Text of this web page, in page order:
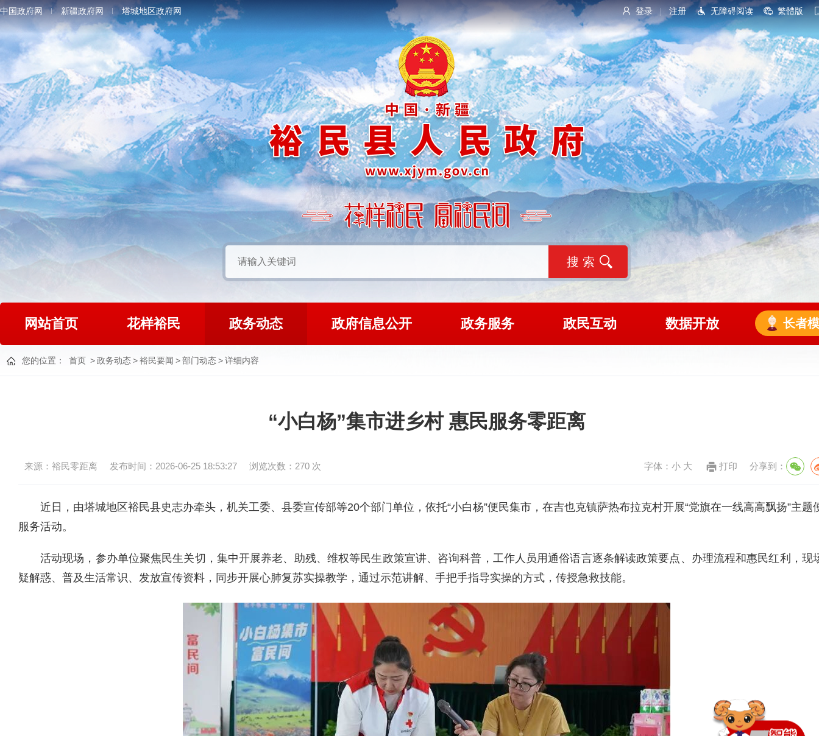
登录 注册 无障碍阅读 繁體版
中国政府网 新疆政府网 塔城地区政府网
网站首页 花样裕民 政务动态 政府信息公开 政务服务 政民互动 数据开放 长者
您的位置： 首页 >政务动态>裕民要闻 >部门动态>详细内容
“小白杨”集市进乡村 惠民服务零距离
来源：裕民零距离 发布时间：2026-06-25 18:53:27 浏览次数： 270 次 字体： 小 大 打印 分享到：
近 日，由塔城地区裕民县史志办牵头，机关工委、县委宣传部等20个部门单位，依托“小白杨”便民集市，在吉也克镇萨热布拉克村开展“党旗在一线高高飘扬”主题
服务活动。
活动现场 ， 参办单位聚焦民生关切，集中开展养老、助残、维权等民生政策宣讲、咨询科普，工作人员用通俗语言逐条解读政策要点、办理流程和惠民红利，现
疑解惑、普及生活常识、发放宣传资料，同步开展心肺复苏实操教学，通过示范讲解、手把手指导实操的方式，传授急救技能。